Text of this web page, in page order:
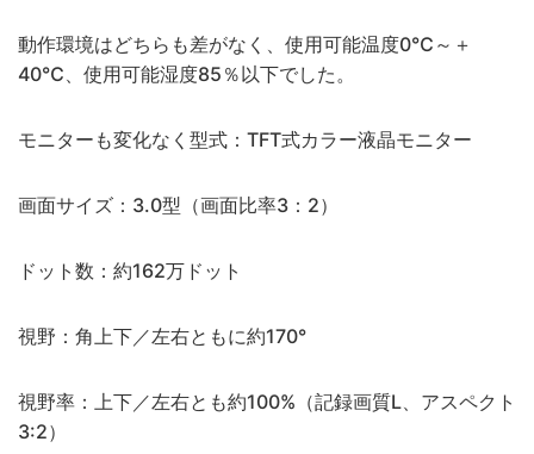
動作環境はどちらも差がなく、使用可能温度0℃～＋
40℃、使用可能湿度85％以下でした。
モニターも変化なく型式：TFT式カラー液晶モニター
画面サイズ：3.0型（画面比率3：2）
ドット数：約162万ドット
視野：角上下／左右ともに約170°
視野率：上下／左右とも約100%（記録画質L、アスペクト
3:2）